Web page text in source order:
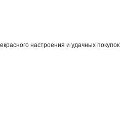
настроения и удачных покупок